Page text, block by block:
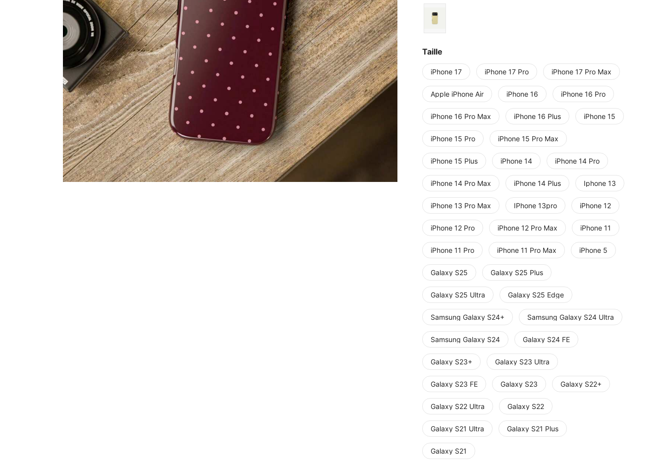
Taille
iPhone 17 iPhone 17 Pro iPhone 17 Pro Max
Apple iPhone Air iPhone 16 iPhone 16 Pro
iPhone 16 Pro Max iPhone 16 Plus iPhone 15
iPhone 15 Pro iPhone 15 Pro Max
iPhone 15 Plus iPhone 14 iPhone 14 Pro
iPhone 14 Pro Max iPhone 14 Plus Iphone 13
iPhone 13 Pro Max IPhone 13pro iPhone 12
iPhone 12 Pro iPhone 12 Pro Max iPhone 11
iPhone 11 Pro iPhone 11 Pro Max iPhone 5
Galaxy S25 Galaxy S25 Plus
Galaxy S25 Ultra Galaxy S25 Edge
Samsung Galaxy S24+ Samsung Galaxy S24 Ultra
Samsung Galaxy S24 Galaxy S24 FE
Galaxy S23+ Galaxy S23 Ultra
Galaxy S23 FE Galaxy S23 Galaxy S22+
Galaxy S22 Ultra Galaxy S22
Galaxy S21 Ultra Galaxy S21 Plus
Galaxy S21